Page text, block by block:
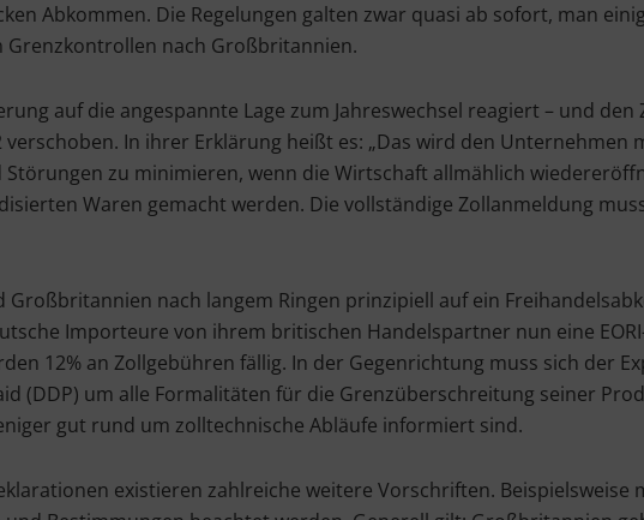
Abkommen. Die Regelungen galten zwar quasi ab sofort, man
nach Großbritannien.
auf die angespannte Lage zum Jahreswechsel reagiert – und
verschoben. In ihrer Erklärung heißt es: „Das wird den
zu minimieren, wenn die Wirtschaft allmählich
Waren gemacht werden. Die vollständige Zollanmeldung
Großbritannien nach langem Ringen prinzipiell auf ein
Importeure von ihrem britischen Handelspartner nun eine
12% an Zollgebühren fällig. In der Gegenrichtung muss sich der
(DDP) um alle Formalitäten für die Grenzüberschreitung seiner
gut rund um zolltechnische Abläufe informiert sind.
existieren zahlreiche weitere Vorschriften. Beispielsweise